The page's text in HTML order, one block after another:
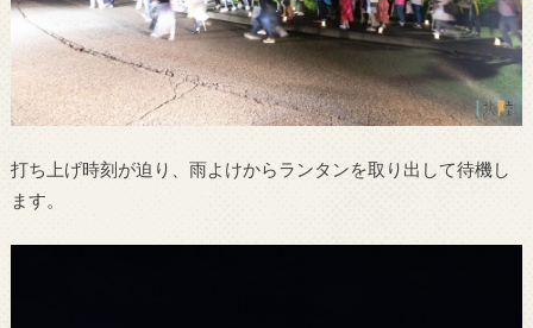
打ち上げ時刻が迫り、雨よけからランタンを取り出して待機し
ます。